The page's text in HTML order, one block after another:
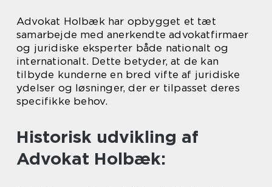
Advokat Holbæk har opbygget et tæt
samarbejde med anerkendte advokatfirmaer
og juridiske eksperter både nationalt og
internationalt. Dette betyder, at de kan
tilbyde kunderne en bred vifte af juridiske
ydelser og løsninger, der er tilpasset deres
specifikke behov.
Historisk udvikling af
Advokat Holbæk: